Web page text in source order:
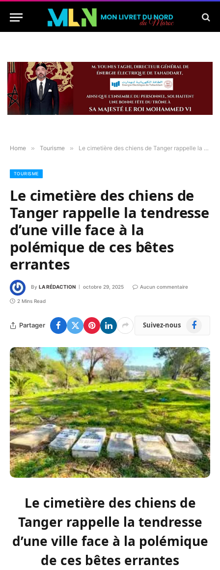
Home » Tourisme » Le cimetière des chiens de Tanger rappelle la tendresse d’une ville face à la polémique de ces bêtes errantes
TOURISME
Le cimetière des chiens de
Tanger rappelle la tendresse
d’une ville face à la
polémique de ces bêtes
errantes
By LA RÉDACTION octobre 29, 2025 Aucun commentaire
2 Mins Read
Partager Suivez-nous Facebook
Le cimetière des chiens de
Tanger rappelle la tendresse
d’une ville face à la polémique
de ces bêtes errantes